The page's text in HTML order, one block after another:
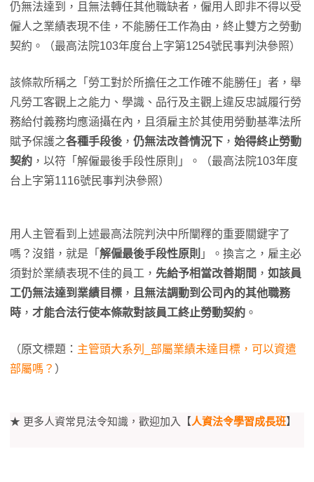
仍無法達到，且無法轉任其他職缺者，僱用人即非不得以受
僱人之業績表現不佳，不能勝任工作為由，終止雙方之勞動
契約。（最高法院103年度台上字第1254號民事判決參照）
該條款所稱之「勞工對於所擔任之工作確不能勝任」者，舉
凡勞工客觀上之能力、學識、品行及主觀上違反忠誠履行勞
務給付義務均應涵攝在內，且須雇主於其使用勞動基準法所
賦予保護之各種手段後 ， 仍無法改善情況下 ， 始得終止勞動
契約 ，以符「解僱最後手段性原則」。（最高法院103年度
台上字第1116號民事判決參照）
用人主管看到上述最高法院判決中所闡釋的重要關鍵字了
嗎？沒錯，就是「 解僱最後手段性原則 」。換言之，雇主必
須對於業績表現不佳的員工， 先給予相當改善期間 ， 如該員
工仍無法達到業績目標 ，
且無法調動到公司內的其他職務
時 ， 才能合法行使本條款對該員工終止勞動契約 。
（原文標題： 主管頭大系列_部屬業績未達目標，可以資遣
部屬嗎？ ）
★ 更多人資常見法令知識，歡迎加入【人資法令學習成長班】